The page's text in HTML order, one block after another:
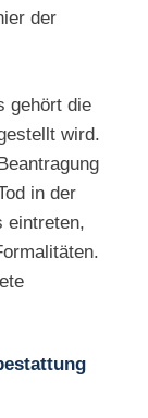
der
gehört die
wird.
in der
eintreten,